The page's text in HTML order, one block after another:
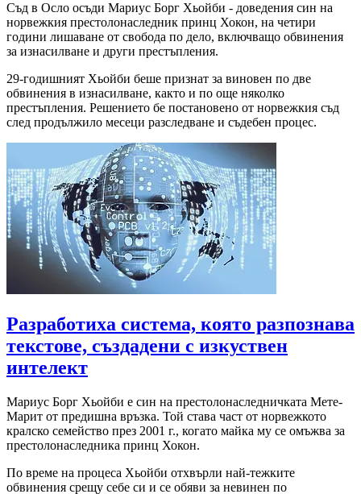
Съд в Осло осъди Мариус Борг Хьойби - доведения син на
норвежкия престолонаследник принц Хокон, на четири
години лишаване от свобода по дело, включващо обвинения
за изнасилване и други престъпления.
29-годишният Хьойби беше признат за виновен по две
обвинения в изнасилване, както и по още няколко
престъпления. Решението бе постановено от норвежкия съд
след продължило месеци разследване и съдебен процес.
Разработиха система, която разпознава
текстове, създадени с изкуствен
интелект
Мариус Борг Хьойби е син на престолонаследничката Мете-
Марит от предишна връзка. Той става част от норвежкото
кралско семейство през 2001 г., когато майка му се омъжва за
престолонаследника принц Хокон.
По време на процеса Хьойби отхвърли най-тежките
обвинения срещу себе си и се обяви за невинен по